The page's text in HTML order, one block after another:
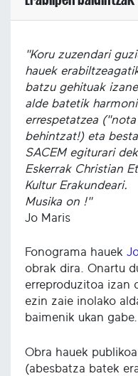
"Koru zuzendari
hauek
batzu gehituak
alde batetik
errespetatzea
behintzat!) eta
SACEM egiturari
Eskerrak Christian
Kultur Erakundeari.
Musika on !"
Jo Maris
Fonograma hauek
obrak dira. Onartu
erreproduzitoa izan
ezin zaie inolako
baimenik ukan gabe.
Obra hauek
(abesbatza batek